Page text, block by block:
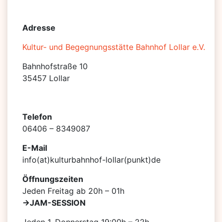
Adresse
Kultur- und Begegnungsstätte Bahnhof Lollar e.V.
Bahnhofstraße 10
35457 Lollar
Telefon
06406 – 8349087
E-Mail
info(at)kulturbahnhof-lollar(punkt)de
Öffnungszeiten
Jeden Freitag ab 20h – 01h
->JAM-SESSION